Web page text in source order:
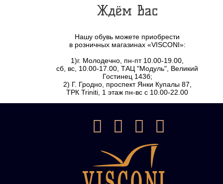
Ждём Вас
Нашу обувь можете приобрести
в розничных магазинах «VISCONI»:
1)г. Молодечно, пн-пт 10.00-19.00,
сб, вс, 10.00-17.00, ТАЦ "Модуль", Великий
Гостинец 143б;
2) Г. Гродно, проспект Янки Купалы 87,
ТРК Triniti, 1 этаж пн-вс с 10.00-22.00